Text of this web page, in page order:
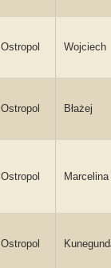
Ostropol Wojciech
Ostropol Błażej
Ostropol Marcelina
Ostropol